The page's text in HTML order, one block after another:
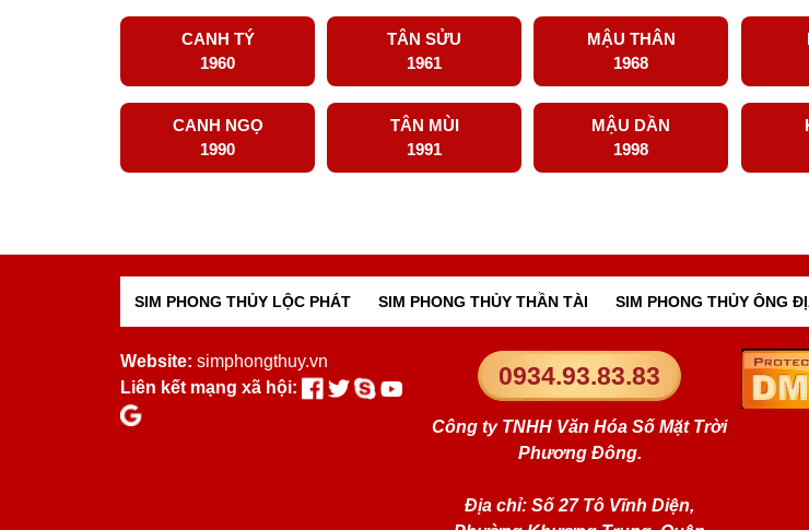
CANH TÝ
1960
TÂN SỬU
1961
MẬU THÂN
1968
CANH NGỌ
1990
TÂN MÙI
1991
MẬU DẦN
1998
SIM PHONG THỦY LỘC PHÁT SIM PHONG THỦY THẦN TÀI SIM PHONG THỦY ÔNG
Website: simphongthuy.vn
Liên kết mạng xã hội:
0934.93.83.83
Công ty TNHH Văn Hóa Số Mặt Trời
Phương Đông.
Địa chỉ: Số 27 Tô Vĩnh Diện,